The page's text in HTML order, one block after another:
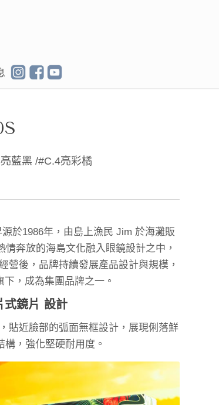
藍黑 /#C.4亮彩橘
於1986年，由島上漁民 Jim 於海灘販
奔放的海島文化融入眼鏡設計之中，
營後，品牌持續發展產品設計與規模，
，成為集團品牌之一。
式鏡片 設計
貼近臉部的弧面無框設計，展現俐落鮮
，強化堅硬耐用度。